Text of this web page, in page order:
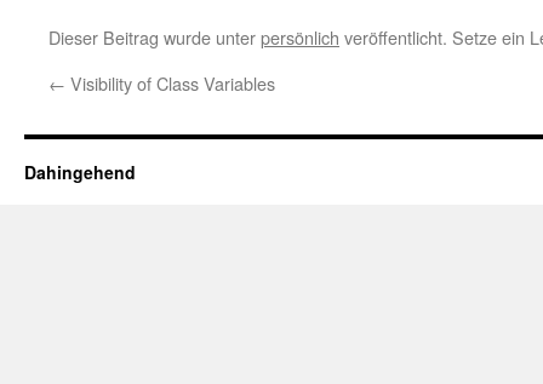
Dieser Beitrag wurde unterpersönlich veröffentlicht. Setze ein
← Visibility of Class Variables
Dahingehend